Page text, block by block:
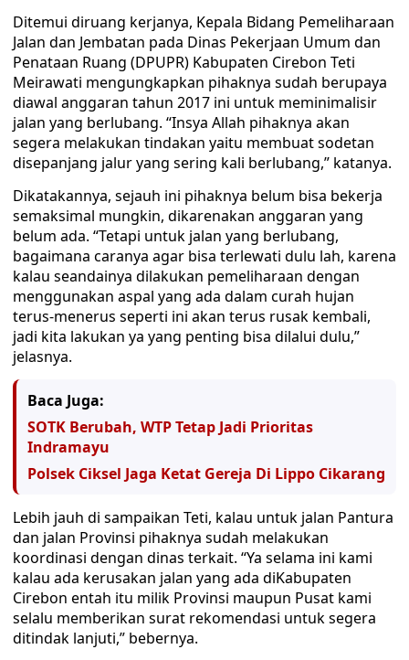
Ditemui diruang kerjanya, Kepala Bidang Pemeliharaan
Jalan dan Jembatan pada Dinas Pekerjaan Umum dan
Penataan Ruang (DPUPR) Kabupaten Cirebon Teti
Meirawati mengungkapkan pihaknya sudah berupaya
diawal anggaran tahun 2017 ini untuk meminimalisir
jalan yang berlubang. “Insya Allah pihaknya akan
segera melakukan tindakan yaitu membuat sodetan
disepanjang jalur yang sering kali berlubang,” katanya.
Dikatakannya, sejauh ini pihaknya belum bisa bekerja
semaksimal mungkin, dikarenakan anggaran yang
belum ada. “Tetapi untuk jalan yang berlubang,
bagaimana caranya agar bisa terlewati dulu lah, karena
kalau seandainya dilakukan pemeliharaan dengan
menggunakan aspal yang ada dalam curah hujan
terus-menerus seperti ini akan terus rusak kembali,
jadi kita lakukan ya yang penting bisa dilalui dulu,”
jelasnya.
Baca Juga:
SOTK Berubah, WTP Tetap Jadi Prioritas
Indramayu
Polsek Ciksel Jaga Ketat Gereja Di Lippo Cikarang
Lebih jauh di sampaikan Teti, kalau untuk jalan Pantura
dan jalan Provinsi pihaknya sudah melakukan
koordinasi dengan dinas terkait. “Ya selama ini kami
kalau ada kerusakan jalan yang ada diKabupaten
Cirebon entah itu milik Provinsi maupun Pusat kami
selalu memberikan surat rekomendasi untuk segera
ditindak lanjuti,” bebernya.